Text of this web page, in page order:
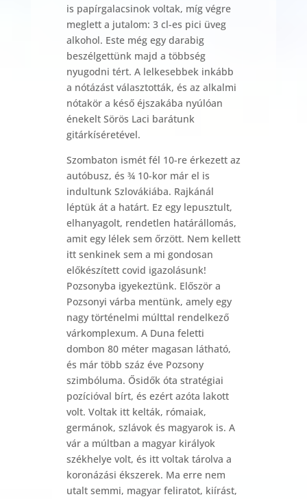
is papírgalacsinok voltak, míg végre
meglett a jutalom: 3 cl-es pici üveg
alkohol. Este még egy darabig
beszélgettünk majd a többség
nyugodni tért. A lelkesebbek inkább
a nótázást választották, és az alkalmi
nótakör a késő éjszakába nyúlóan
énekelt Sörös Laci barátunk
gitárkíséretével.
Szombaton ismét fél 10-re érkezett az
autóbusz, és ¾ 10-kor már el is
indultunk Szlovákiába. Rajkánál
léptük át a határt. Ez egy lepusztult,
elhanyagolt, rendetlen határállomás,
amit egy lélek sem őrzött. Nem kellett
itt senkinek sem a mi gondosan
előkészített covid igazolásunk!
Pozsonyba igyekeztünk. Először a
Pozsonyi várba mentünk, amely egy
nagy történelmi múlttal rendelkező
várkomplexum. A Duna feletti
dombon 80 méter magasan látható,
és már több száz éve Pozsony
szimbóluma. Ősidők óta stratégiai
pozícióval bírt, és ezért azóta lakott
volt. Voltak itt kelták, rómaiak,
germánok, szlávok és magyarok is. A
vár a múltban a magyar királyok
székhelye volt, és itt voltak tárolva a
koronázási ékszerek. Ma erre nem
utalt semmi, magyar feliratot, kiírást,